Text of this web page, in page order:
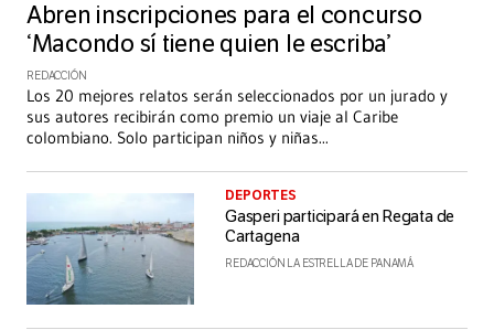
Abren inscripciones para el concurso
‘Macondo sí tiene quien le escriba’
REDACCIÓN
Los 20 mejores relatos serán seleccionados por un jurado y
sus autores recibirán como premio un viaje al Caribe
colombiano. Solo participan niños y niñas...
DEPORTES
Gasperi participará en Regata de
Cartagena
REDACCIÓN LA ESTRELLA DE PANAMÁ